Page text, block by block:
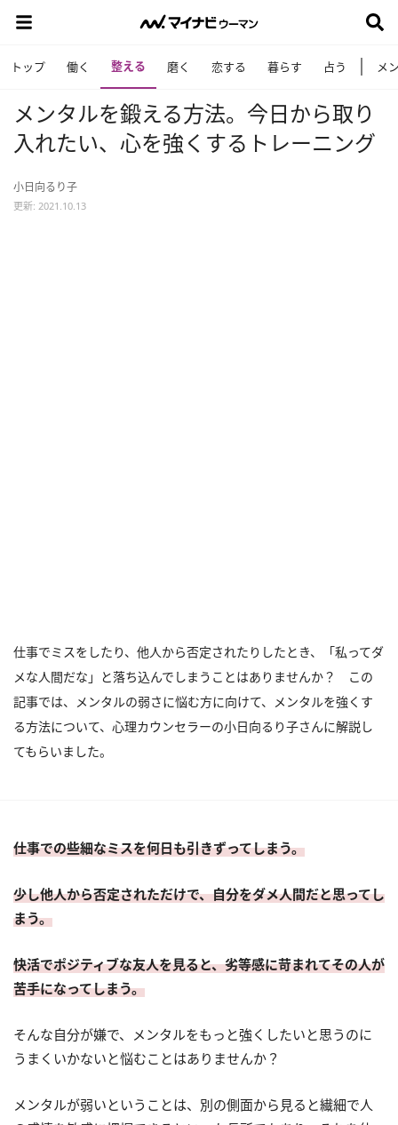
トップ 働く 整える 磨く 恋する 暮らす 占う メ
メンタルを鍛える方法。今日から取り
入れたい、心を強くするトレーニング
小日向るり子
更新: 2021.10.13
仕事でミスをしたり、他人から否定されたりしたとき、「私ってダ
メな人間だな」と落ち込んでしまうことはありませんか？ この
記事では、メンタルの弱さに悩む方に向けて、メンタルを強くす
る方法について、心理カウンセラーの小日向るり子さんに解説し
てもらいました。
仕事での些細なミスを何日も引きずってしまう。
少し他人から否定されただけで、自分をダメ人間だと思ってし
まう。
快活でポジティブな友人を見ると、劣等感に苛まれてその人が
苦手になってしまう。
そんな自分が嫌で、メンタルをもっと強くしたいと思うのに
うまくいかないと悩むことはありませんか？
メンタルが弱いということは、別の側面から見ると繊細で人